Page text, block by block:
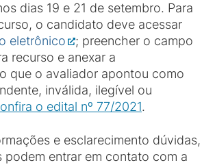
dias 19 e 21 de setembro. Para
o candidato deve acessar
eletrônico
; preencher o campo
recurso e anexar a
que o avaliador apontou como
inválida, ilegível ou
o edital nº 77/2021.
e esclarecimento dúvidas,
podem entrar em contato com a